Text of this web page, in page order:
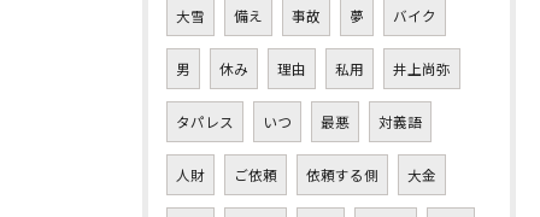
大雪 備え 事故 夢 バイク
男 休み 理由 私用 井上尚弥
タパレス いつ 最悪 対義語
人財 ご依頼 依頼する側 大金